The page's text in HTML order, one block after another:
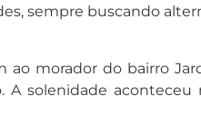
sempre buscando
morador do bairro
solenidade aconteceu